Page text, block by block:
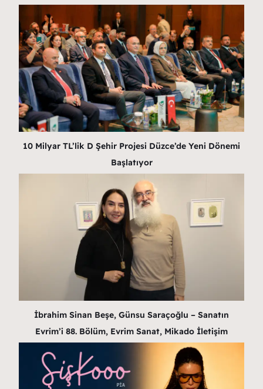
10 Milyar TL’lik D Şehir Projesi Düzce’de Yeni Dönemi
Başlatıyor
İbrahim Sinan Beşe, Günsu Saraçoğlu – Sanatın
Evrim’i 88. Bölüm, Evrim Sanat, Mikado İletişim